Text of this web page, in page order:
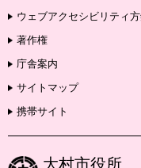
ウェブアクセシビリティ
著作権
庁舎案内
サイトマップ
携帯サイト
大村市役所